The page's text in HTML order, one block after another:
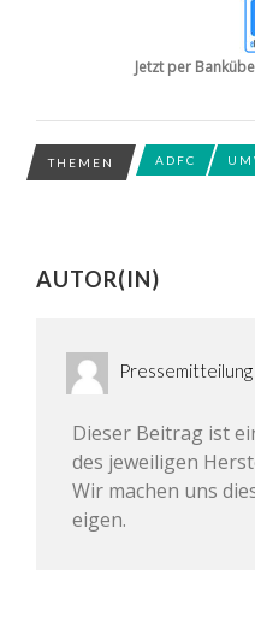
Jetzt per
THEMEN ADFC
AUTOR(IN)
Pressemitteilung
Dieser Beitrag ist
des jeweiligen
Wir machen uns
eigen.